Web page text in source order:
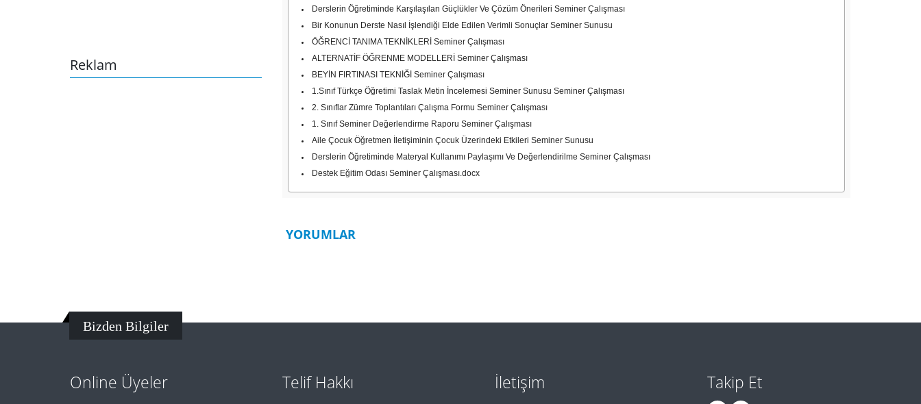
Reklam
Derslerin Öğretiminde Karşılaşılan Güçlükler Ve Çözüm Önerileri Seminer Çalışması
Bir Konunun Derste Nasıl İşlendiği Elde Edilen Verimli Sonuçlar Seminer Sunusu
ÖĞRENCİ TANIMA TEKNİKLERİ Seminer Çalışması
ALTERNATİF ÖĞRENME MODELLERİ Seminer Çalışması
BEYİN FIRTINASI TEKNİĞİ Seminer Çalışması
1.Sınıf Türkçe Öğretimi Taslak Metin İncelemesi Seminer Sunusu Seminer Çalışması
2. Sınıflar Zümre Toplantıları Çalışma Formu Seminer Çalışması
1. Sınıf Seminer Değerlendirme Raporu Seminer Çalışması
Aile Çocuk Öğretmen İletişiminin Çocuk Üzerindeki Etkileri Seminer Sunusu
Derslerin Öğretiminde Materyal Kullanımı Paylaşımı Ve Değerlendirilme Seminer Çalışması
Destek Eğitim Odası Seminer Çalışması.docx
YORUMLAR
Bizden Bilgiler
Online Üyeler Telif Hakkı İletişim Takip Et